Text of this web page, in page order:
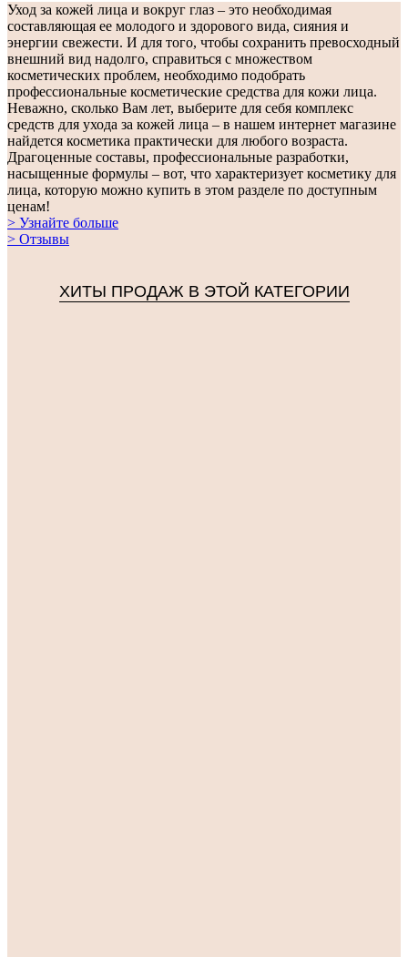
Уход за кожей лица и вокруг глаз – это необходимая
составляющая ее молодого и здорового вида, сияния и
энергии свежести. И для того, чтобы сохранить превосходный
внешний вид надолго, справиться c множеством
косметических проблем, необходимо подобрать
профессиональные косметические средства для кожи лица.
Неважно, сколько Вам лет, выберите для себя комплекс
средств для ухода за кожей лица – в нашем интернет магазине
найдется косметика практически для любого возраста.
Драгоценные составы, профессиональные разработки,
насыщенные формулы – вот, что характеризует косметику для
лица, которую можно купить в этом разделе по доступным
ценам!
> Узнайте больше
> Отзывы
ХИТЫ ПРОДАЖ В ЭТОЙ КАТЕГОРИИ